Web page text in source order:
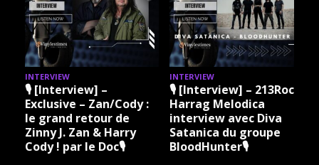
INTERVIEW
🎙 [Interview] –
Exclusive – Zan/Cody :
le grand retour de
Zinny J. Zan & Harry
Cody ! par le Doc🎙
INTERVIEW
🎙 [Interview] – 213Rock
Harrag Melodica
interview avec Diva
Satanica du groupe
BloodHunter🎙